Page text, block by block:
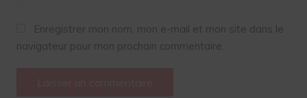
Enregistrer mon nom, mon e-mail et mon site dans le
navigateur pour mon prochain commentaire.